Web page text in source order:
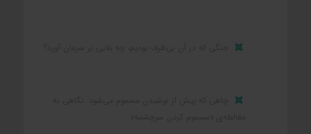
جنگی که در آن بی‌طرف بودیم، چه بلایی بر سرمان آورد؟
چاهی که پیش از نوشیدن مسموم می‌شود: نگاهی به
مغالطه‌ی «مسموم کردن سرچشمه»